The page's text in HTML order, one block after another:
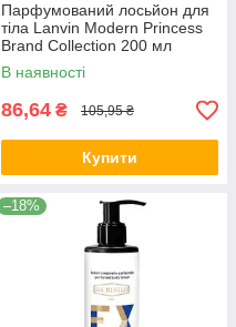
Парфумований лосьйон для
тіла Lanvin Modern Princess
Brand Collection 200 мл
В наявності
86,64 ₴ 105,95 ₴
Купити
–18%